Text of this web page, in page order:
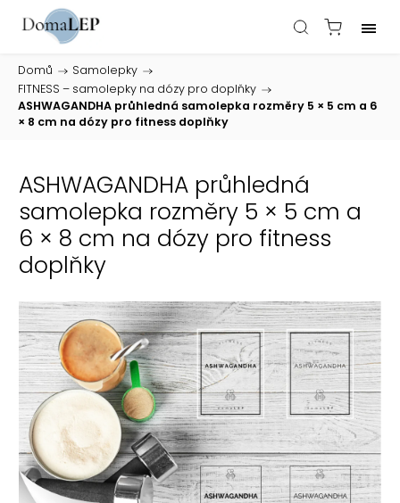
Domů / Samolepky /
FITNESS – samolepky na dózy pro doplňky /
ASHWAGANDHA průhledná samolepka rozměry 5 × 5 cm a 6
× 8 cm na dózy pro fitness doplňky
ASHWAGANDHA průhledná
samolepka rozměry 5 × 5 cm a
6 × 8 cm na dózy pro fitness
doplňky